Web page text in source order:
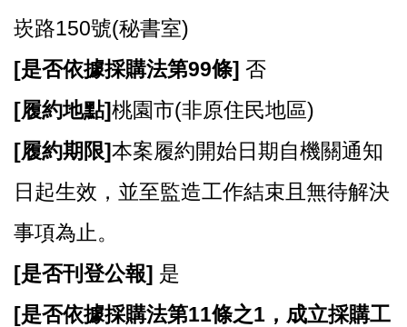
崁路150號(秘書室)
[是否依據採購法第99條] 否
[履約地點]桃園市(非原住民地區)
[履約期限]本案履約開始日期自機關通知
日起生效，並至監造工作結束且無待解決
事項為止。
[是否刊登公報] 是
[是否依據採購法第11條之1，成立採購工